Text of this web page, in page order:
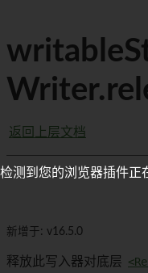
返回上层文档
新增于: v16.5.0
释放此写入器对底层
检测到您的浏览器插件正